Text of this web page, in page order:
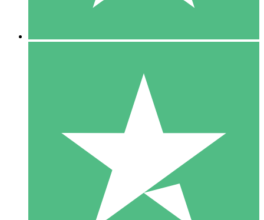
10 Descargas
20 00